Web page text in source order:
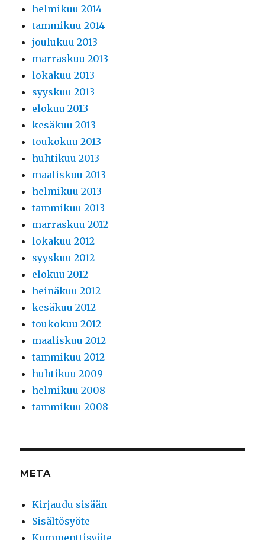
helmikuu 2014
tammikuu 2014
joulukuu 2013
marraskuu 2013
lokakuu 2013
syyskuu 2013
elokuu 2013
kesäkuu 2013
toukokuu 2013
huhtikuu 2013
maaliskuu 2013
helmikuu 2013
tammikuu 2013
marraskuu 2012
lokakuu 2012
syyskuu 2012
elokuu 2012
heinäkuu 2012
kesäkuu 2012
toukokuu 2012
maaliskuu 2012
tammikuu 2012
huhtikuu 2009
helmikuu 2008
tammikuu 2008
META
Kirjaudu sisään
Sisältösyöte